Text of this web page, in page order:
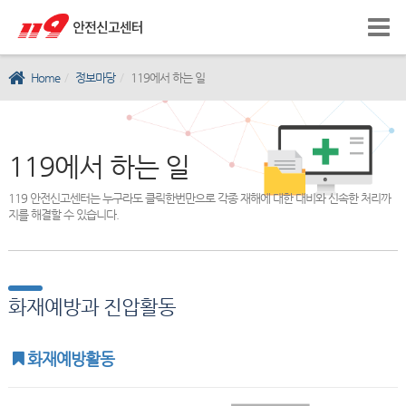
Home 정보마당 119에서 하는 일
119에서 하는 일
119 안전신고센터는 누구라도 클릭한번만으로 각종 재해에 대한 대비와 신속한 처리까
지를 해결할 수 있습니다.
화재예방과 진압활동
화재예방활동